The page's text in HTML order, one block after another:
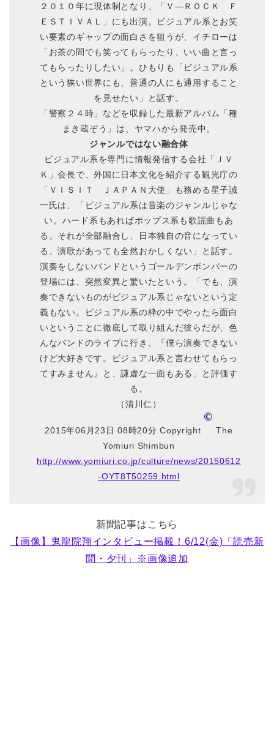
２０１０年に現体制となり、「Ｖ―ＲＯＣＫ Ｆ
ＥＳＴＩＶＡＬ」にも出演。ビジュアル系とお笑
い要素のギャップの面白さを狙うが、イチローは
「お茶の間でも笑ってもらったり、いい曲と言っ
てもらったりしたい」。ひもりも「ビジュアル系
という狭い世界にも、普通の人にも通用すること
を見せたい」と話す。
「警察２４時」などを収録した最新アルバム「種
まき蔵ぞう」は、ヤマハから発売中。
ジャンルではない融合体
ビジュアル系を専門に情報発信する会社「ＪＶ
Ｋ」会長で、外国に日本文化を紹介する観光庁の
「ＶＩＳＩＴ ＪＡＰＡＮ大使」も務める星子誠
一氏は、「ビジュアル系は音楽のジャンルじゃな
い。ハード系もあればポップス系も歌謡曲もあ
る。それが全部融合し、日本独自の音になってい
る。演歌があっても全然おかしくない」と話す。
演奏をしないバンドというゴールデンボンバーの
登場には、突然変異と驚いたという。「でも、演
奏できないものがビジュアル系じゃないという定
義もない。ビジュアル系の枠の中でやったら面白
いということに徹底して取り組んだ彼らだが、色
んなバンドのライブに行き、『僕ら演奏できない
けど大好きです。ビジュアル系と言わせてもらっ
てすみません』と、謙虚な一面もある」と評価す
る。
（清川仁）
2015年06月23日 08時20分 Copyright
The
Yomiuri Shimbun
http://www.yomiuri.co.jp/culture/news/20150612
-OYT8T50259.html
新聞記事はこちら
【画像】鬼龍院翔インタビュー掲載！6/12(金)「読売新
聞・夕刊」※画像追加